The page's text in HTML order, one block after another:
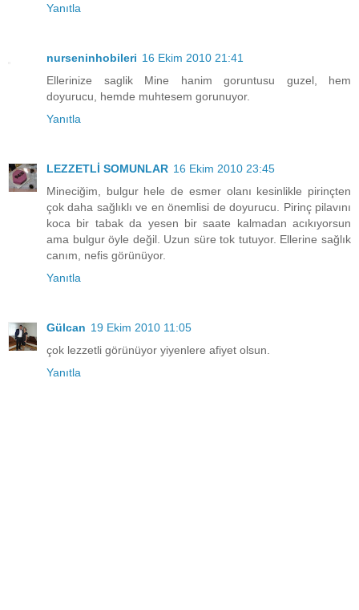
Yanıtla
nurseninhobileri 16 Ekim 2010 21:41
Ellerinize saglik Mine hanim goruntusu guzel, hem
doyurucu, hemde muhtesem gorunuyor.
Yanıtla
LEZZETLİ SOMUNLAR 16 Ekim 2010 23:45
Mineciğim, bulgur hele de esmer olanı kesinlikle pirinçten
çok daha sağlıklı ve en önemlisi de doyurucu. Pirinç pilavını
koca bir tabak da yesen bir saate kalmadan acıkıyorsun
ama bulgur öyle değil. Uzun süre tok tutuyor. Ellerine sağlık
canım, nefis görünüyor.
Yanıtla
Gülcan 19 Ekim 2010 11:05
çok lezzetli görünüyor yiyenlere afiyet olsun.
Yanıtla